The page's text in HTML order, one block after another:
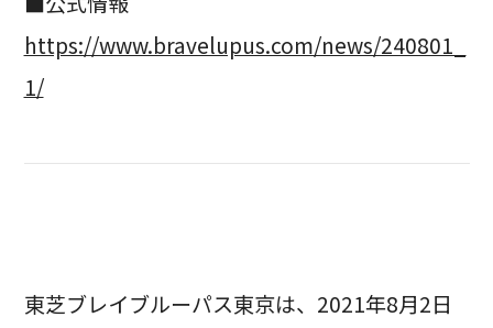
https://www.bravelupus.com/news/240801_
1/
東芝ブレイブルーパス東京は、2021年8月2日